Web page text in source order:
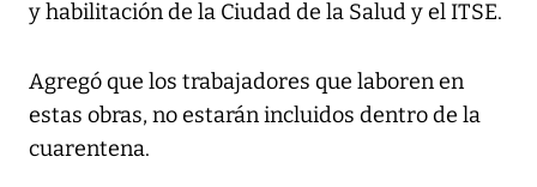
y habilitación de la Ciudad de la Salud y el ITSE.
Agregó que los trabajadores que laboren en
estas obras, no estarán incluidos dentro de la
cuarentena.